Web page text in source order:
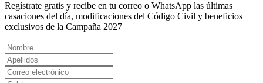
Regístrate gratis y recibe en tu correo o WhatsApp las últimas
casaciones del día, modificaciones del Código Civil y beneficios
exclusivos de la Campaña 2027